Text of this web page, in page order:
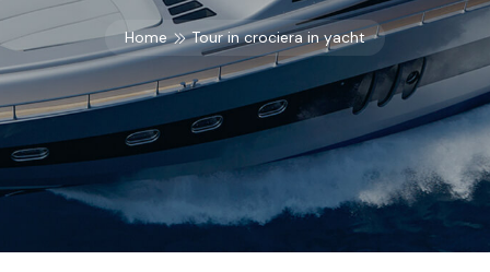
Home Tour in crociera in yacht